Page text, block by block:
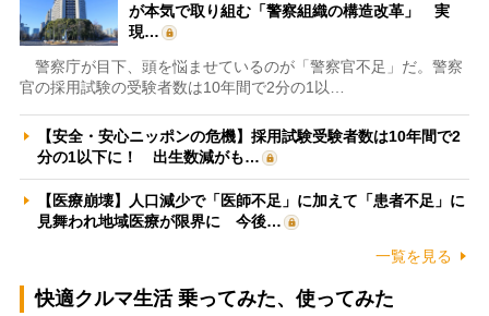
が本気で取り組む「警察組織の構造改革」 実
現…
警察庁が目下、頭を悩ませているのが「警察官不足」だ。警察
官の採用試験の受験者数は10年間で2分の1以…
【安全・安心ニッポンの危機】採用試験受験者数は10年間で2
分の1以下に！ 出生数減がも…
【医療崩壊】人口減少で「医師不足」に加えて「患者不足」に
見舞われ地域医療が限界に 今後…
一覧を見る
快適クルマ生活 乗ってみた、使ってみた